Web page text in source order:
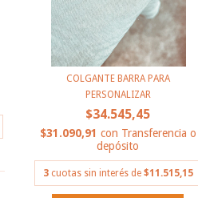
COLGANTE BARRA PARA
PERSONALIZAR
$34.545,45
$31.090,91 con Transferencia o
depósito
3 cuotas sin interés de $11.515,15